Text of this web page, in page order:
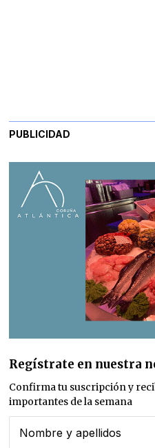
PUBLICIDAD
Regístrate en nuestra
Confirma tu suscripción y
importantes de la semana